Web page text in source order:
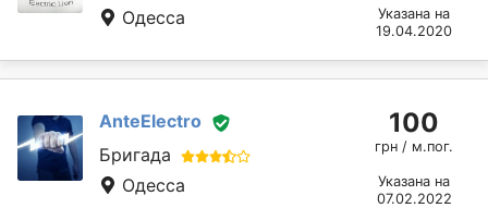
Одесса
Указана на
19.04.2020
AnteElectro
Бригада
Одесса
100
грн / м.пог.
Указана на
07.02.2022